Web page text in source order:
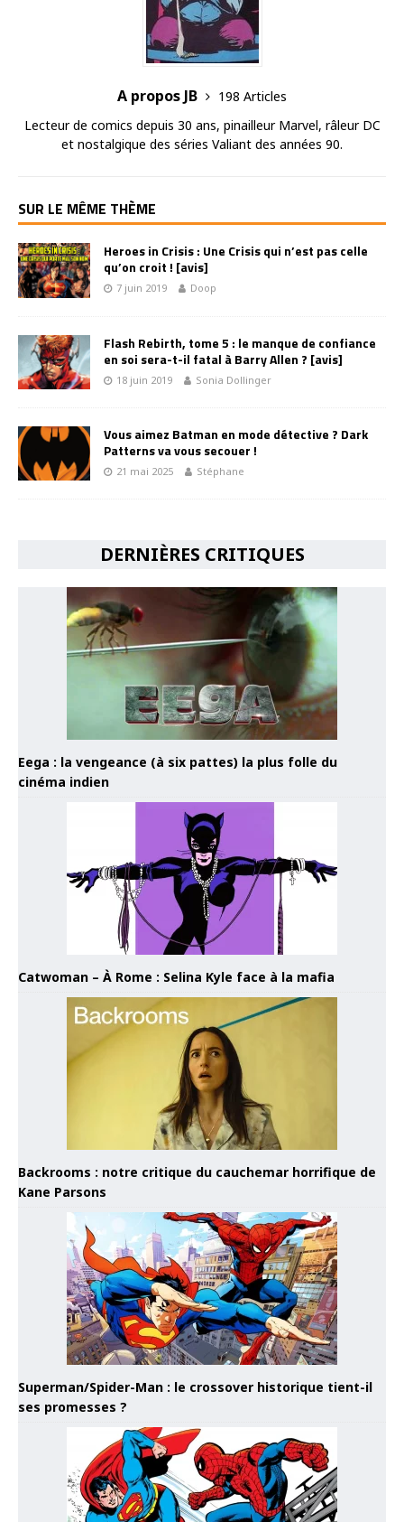
A propos JB
198 Articles
Lecteur de comics depuis 30 ans, pinailleur Marvel, râleur DC
et nostalgique des séries Valiant des années 90.
SUR LE MÊME THÈME
Heroes in Crisis : Une Crisis qui n’est pas celle
qu’on croit ! [avis]
7 juin 2019 Doop
Flash Rebirth, tome 5 : le manque de confiance
en soi sera-t-il fatal à Barry Allen ? [avis]
18 juin 2019 Sonia Dollinger
Vous aimez Batman en mode détective ? Dark
Patterns va vous secouer !
21 mai 2025 Stéphane
DERNIÈRES CRITIQUES
Eega : la vengeance (à six pattes) la plus folle du
cinéma indien
Catwoman – À Rome : Selina Kyle face à la mafia
Backrooms : notre critique du cauchemar horrifique de
Kane Parsons
Superman/Spider-Man : le crossover historique tient-il
ses promesses ?